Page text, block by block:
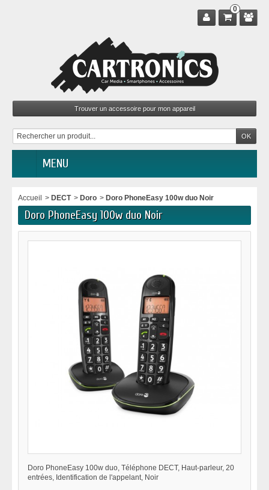
0
MENU
Accueil > DECT > Doro > Doro PhoneEasy 100w duo Noir
Doro PhoneEasy 100w duo Noir
Doro PhoneEasy 100w duo, Téléphone DECT, Haut-parleur, 20
entrées, Identification de l'appelant, Noir